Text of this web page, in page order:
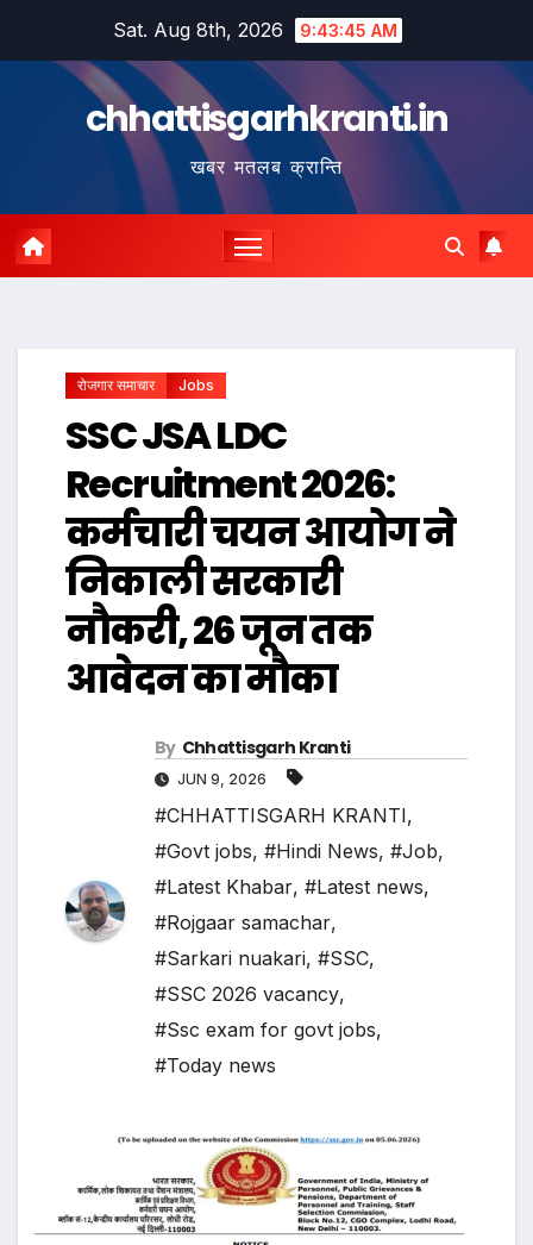
Sat. Aug 8th, 2026 9:43:46 AM
chhattisgarhkranti.in
खबर मतलब क्रान्ति
रोजगार समाचार Jobs
SSC JSA LDC
Recruitment 2026:
कर्मचारी चयन आयोग ने
निकाली सरकारी
नौकरी, 26 जून तक
आवेदन का मौका
By Chhattisgarh Kranti
JUN 9, 2026
#CHHATTISGARH KRANTI,
#Govt jobs, #Hindi News, #Job,
#Latest Khabar, #Latest news,
#Rojgaar samachar,
#Sarkari nuakari, #SSC,
#SSC 2026 vacancy,
#Ssc exam for govt jobs,
#Today news